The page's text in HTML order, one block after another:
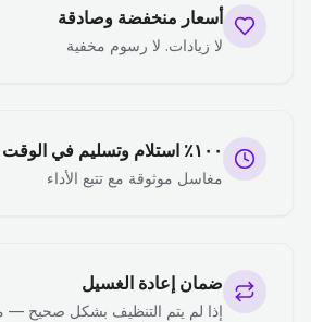
أسعار منخفضة وصادقة
لا زيادات. لا رسوم مخفية
١٠٠٪ استلام وتسليم في الوقت
مغاسل موثوقة مع تتبع الأداء
ضمان إعادة الغسيل
إذا لم يتم التنظيف بشكل صحيح